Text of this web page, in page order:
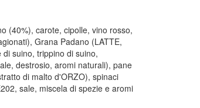
(40%), carote, cipolle, vino rosso,
Grana Padano (LATTE,
suino, trippino di suino,
destrosio, aromi naturali), pane
di malto d'ORZO), spinaci
sale, miscela di spezie e aromi